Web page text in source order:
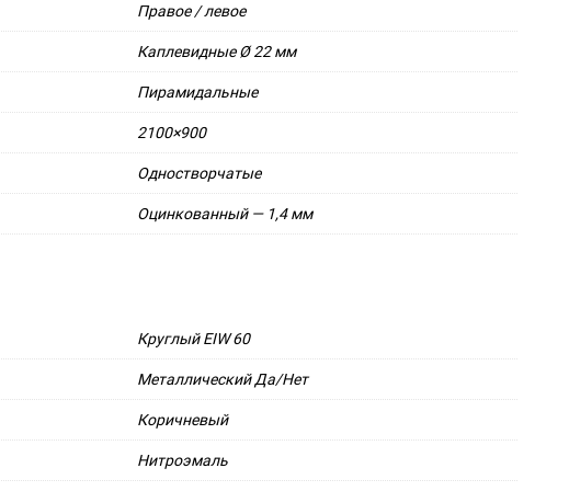
Правое / левое
Каплевидные Ø 22 мм
Пирамидальные
2100×900
Одностворчатые
Оцинкованный — 1,4 мм
Круглый EIW 60
Металлический Да/Нет
Коричневый
Нитроэмаль